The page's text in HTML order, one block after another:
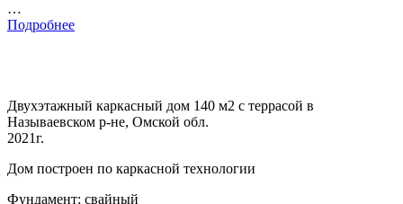
…
Подробнее
Двухэтажный каркасный дом 140 м2 с террасой в
Называевском р-не, Омской обл.
2021г.
Дом построен по каркасной технологии
Фундамент: свайный